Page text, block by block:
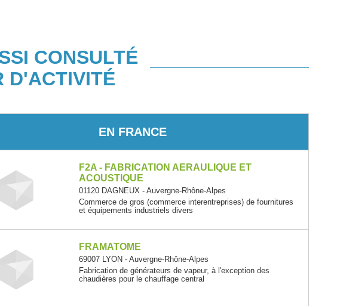
CONSULTÉ
D'ACTIVITÉ
EN FRANCE
F2A - FABRICATION AERAULIQUE ET
ACOUSTIQUE
01120 DAGNEUX - Auvergne-Rhône-Alpes
Commerce de gros (commerce interentreprises) de fournitures
et équipements industriels divers
FRAMATOME
69007 LYON - Auvergne-Rhône-Alpes
Fabrication de générateurs de vapeur, à l'exception des
chaudières pour le chauffage central